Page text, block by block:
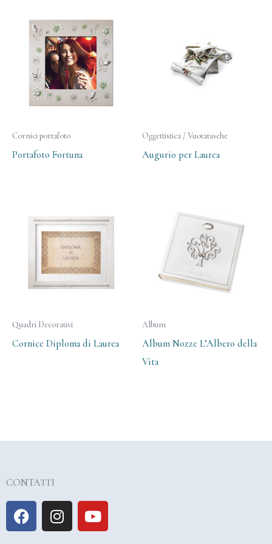
Cornici portafoto
Portafoto Fortuna
Oggettistica / Vuotatasche
Augurio per Laurea
Quadri Decorativi
Cornice Diploma di Laurea
Album
Album Nozze L’Albero della
Vita
CONTATTI
F
a
I
n
Y
o